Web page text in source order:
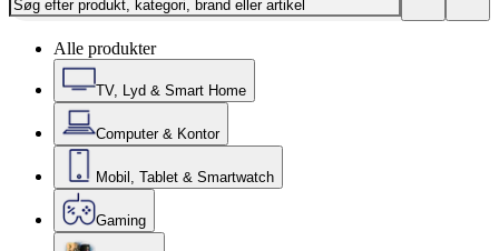
Alle produkter
TV, Lyd & Smart Home
Computer & Kontor
Mobil, Tablet & Smartwatch
Gaming